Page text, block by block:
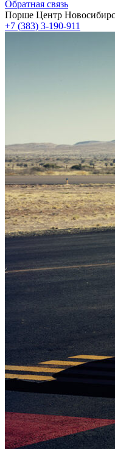
Обратная связь
Порше Центр
+7 (383) 3-190-911